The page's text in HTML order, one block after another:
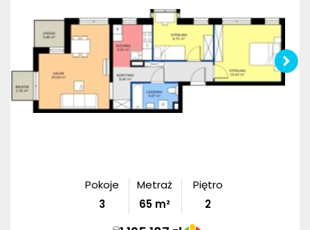
Pokoje
3
Metraż
65 m²
Piętro
2